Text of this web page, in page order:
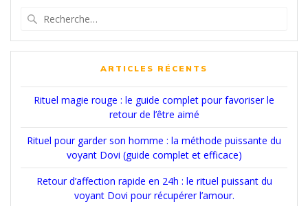
:
ARTICLES RÉCENTS
Rituel magie rouge : le guide complet pour favoriser le
retour de l’être aimé
Rituel pour garder son homme : la méthode puissante du
voyant Dovi (guide complet et efficace)
Retour d’affection rapide en 24h : le rituel puissant du
voyant Dovi pour récupérer l’amour.